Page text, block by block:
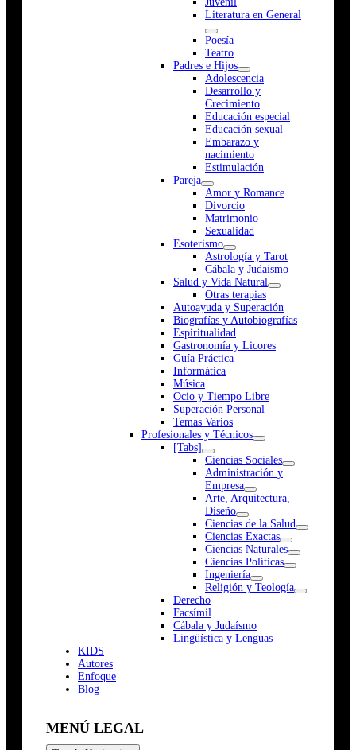
Literatura en General
Poesía
Teatro
Padres e Hijos
Adolescencia
Desarrollo y
Crecimiento
Educación especial
Educación sexual
Embarazo y
nacimiento
Estimulación
Pareja
Amor y Romance
Divorcio
Matrimonio
Sexualidad
Esoterismo
Astrología y Tarot
Cábala y Judaismo
Salud y Vida Natural
Otras terapias
Autoayuda y Superación
Biografías y Autobiografías
Espiritualidad
Gastronomía y Licores
Guía Práctica
Informática
Música
Ocio y Tiempo Libre
Superación Personal
Temas Varios
Profesionales y Técnicos
[Tabs]
Ciencias Sociales
Administración y
Empresa
Arte, Arquitectura,
Diseño
Ciencias de la Salud
Ciencias Exactas
Ciencias Naturales
Ciencias Políticas
Ingeniería
Religión y Teología
Derecho
Facsímil
Cábala y Judaísmo
Lingüística y Lenguas
KIDS
Autores
Enfoque
Blog
MENÚ LEGAL